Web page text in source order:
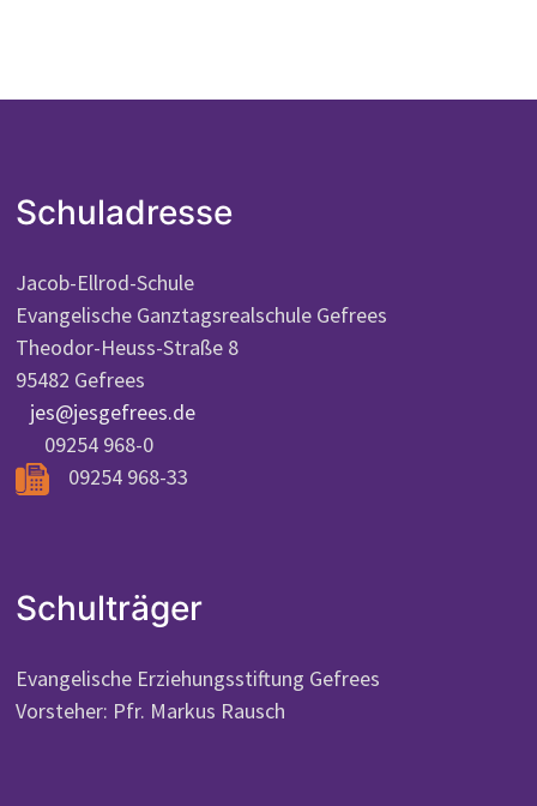
Schuladresse
Jacob-Ellrod-Schule
Evangelische Ganztagsrealschule Gefrees
Theodor-Heuss-Straße 8
95482 Gefrees
jes@jesgefrees.de
09254 968-0
09254 968-33
Schulträger
Evangelische Erziehungsstiftung Gefrees
Vorsteher: Pfr. Markus Rausch